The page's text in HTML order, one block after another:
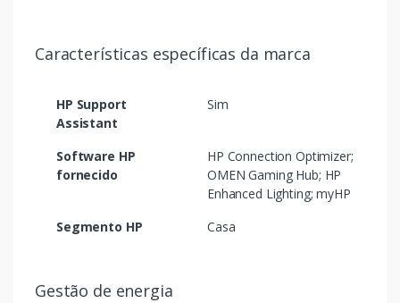
Características específicas da marca
HP Support
Assistant
Sim
Software HP
fornecido
HP Connection Optimizer;
OMEN Gaming Hub; HP
Enhanced Lighting; myHP
Segmento HP
Casa
Gestão de energia